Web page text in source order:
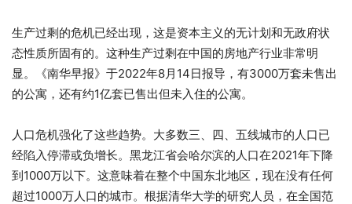
生产过剩的危机已经出现，这是资本主义的无计划和无政府状
态性质所固有的。这种生产过剩在中国的房地产行业非常明
显。《南华早报》于2022年8月14日报导，有3000万套未售出
的公寓，还有约1亿套已售出但未入住的公寓。
人口危机强化了这些趋势。大多数三、四、五线城市的人口已
经陷入停滞或负增长。黑龙江省会哈尔滨的人口在2021年下降
到1000万以下。这意味着在整个中国东北地区，现在没有任何
超过1000万人口的城市。根据清华大学的研究人员，在全国范